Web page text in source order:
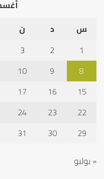
س
د ن
1
2
3
8
9
10
15
16
17
22
23
24
29
30
31
« يوليو